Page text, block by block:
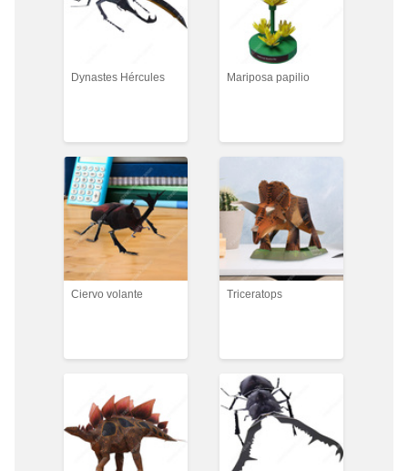
Dynastes Hércules Mariposa papilio
Ciervo volante Triceratops